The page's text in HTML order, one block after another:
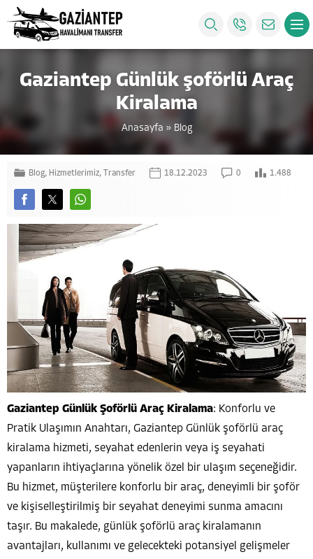
Gaziantep Günlük şoförlü Araç
Kiralama
Anasayfa » Blog
Blog, Hizmetlerimiz, Transfer 18.12.2023 0 1.488
Gaziantep Günlük Şoförlü Araç Kiralama: Konforlu ve
Pratik Ulaşımın Anahtarı, Gaziantep Günlük şoförlü araç
kiralama hizmeti, seyahat edenlerin veya iş seyahati
yapanların ihtiyaçlarına yönelik özel bir ulaşım seçeneğidir.
Bu hizmet, müşterilere konforlu bir araç, deneyimli bir şoför
ve kişiselleştirilmiş bir seyahat deneyimi sunma amacını
taşır. Bu makalede, günlük şoförlü araç kiralamanın
avantajları, kullanımı ve gelecekteki potansiyel gelişmeler